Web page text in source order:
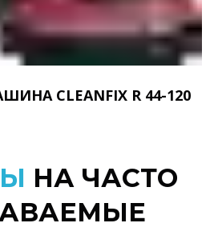
CLEANFIX R 44-120
НА ЧАСТО